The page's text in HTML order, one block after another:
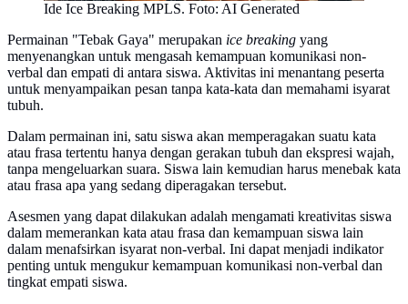
Ide Ice Breaking MPLS. Foto: AI Generated
Permainan "Tebak Gaya" merupakan ice breaking yang
menyenangkan untuk mengasah kemampuan komunikasi non-
verbal dan empati di antara siswa. Aktivitas ini menantang peserta
untuk menyampaikan pesan tanpa kata-kata dan memahami isyarat
tubuh.
Dalam permainan ini, satu siswa akan memperagakan suatu kata
atau frasa tertentu hanya dengan gerakan tubuh dan ekspresi wajah,
tanpa mengeluarkan suara. Siswa lain kemudian harus menebak kata
atau frasa apa yang sedang diperagakan tersebut.
Asesmen yang dapat dilakukan adalah mengamati kreativitas siswa
dalam memerankan kata atau frasa dan kemampuan siswa lain
dalam menafsirkan isyarat non-verbal. Ini dapat menjadi indikator
penting untuk mengukur kemampuan komunikasi non-verbal dan
tingkat empati siswa.